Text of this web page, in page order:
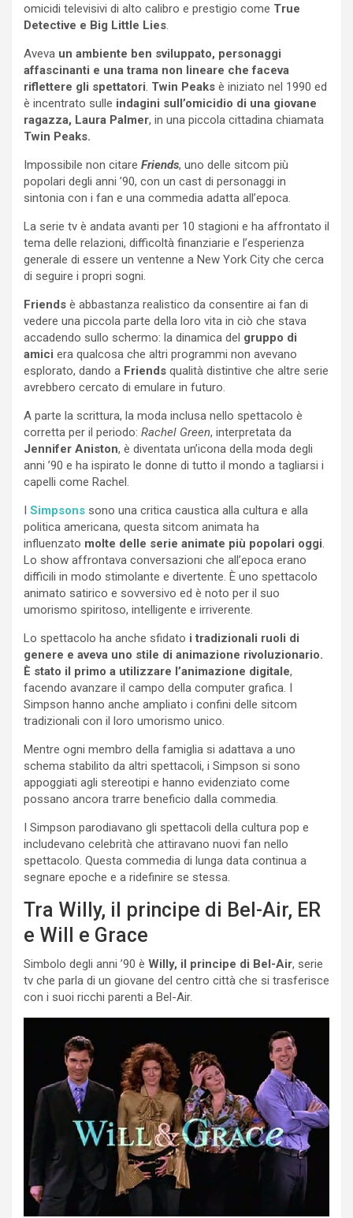
omicidi televisivi di alto calibro e prestigio come True
Detective e Big Little Lies.
Aveva un ambiente ben sviluppato, personaggi
affascinanti e una trama non lineare che faceva
riflettere gli spettatori. Twin Peaks è iniziato nel 1990 ed
è incentrato sulle indagini sull’omicidio di una giovane
ragazza, Laura Palmer, in una piccola cittadina chiamata
Twin Peaks.
Impossibile non citare Friends, uno delle sitcom più
popolari degli anni ’90, con un cast di personaggi in
sintonia con i fan e una commedia adatta all’epoca.
La serie tv è andata avanti per 10 stagioni e ha affrontato il
tema delle relazioni, difficoltà finanziarie e l’esperienza
generale di essere un ventenne a New York City che cerca
di seguire i propri sogni.
Friends è abbastanza realistico da consentire ai fan di
vedere una piccola parte della loro vita in ciò che stava
accadendo sullo schermo: la dinamica del gruppo di
amici era qualcosa che altri programmi non avevano
esplorato, dando a Friends qualità distintive che altre serie
avrebbero cercato di emulare in futuro.
A parte la scrittura, la moda inclusa nello spettacolo è
corretta per il periodo: Rachel Green, interpretata da
Jennifer Aniston, è diventata un’icona della moda degli
anni ’90 e ha ispirato le donne di tutto il mondo a tagliarsi i
capelli come Rachel.
I Simpsons sono una critica caustica alla cultura e alla
politica americana, questa sitcom animata ha
influenzato molte delle serie animate più popolari oggi.
Lo show affrontava conversazioni che all’epoca erano
difficili in modo stimolante e divertente. È uno spettacolo
animato satirico e sovversivo ed è noto per il suo
umorismo spiritoso, intelligente e irriverente.
Lo spettacolo ha anche sfidato i tradizionali ruoli di
genere e aveva uno stile di animazione rivoluzionario.
È stato il primo a utilizzare l’animazione digitale,
facendo avanzare il campo della computer grafica. I
Simpson hanno anche ampliato i confini delle sitcom
tradizionali con il loro umorismo unico.
Mentre ogni membro della famiglia si adattava a uno
schema stabilito da altri spettacoli, i Simpson si sono
appoggiati agli stereotipi e hanno evidenziato come
possano ancora trarre beneficio dalla commedia.
I Simpson parodiavano gli spettacoli della cultura pop e
includevano celebrità che attiravano nuovi fan nello
spettacolo. Questa commedia di lunga data continua a
segnare epoche e a ridefinire se stessa.
Tra Willy, il principe di Bel-Air, ER
e Will e Grace
Simbolo degli anni ’90 è Willy, il principe di Bel-Air, serie
tv che parla di un giovane del centro città che si trasferisce
con i suoi ricchi parenti a Bel-Air.